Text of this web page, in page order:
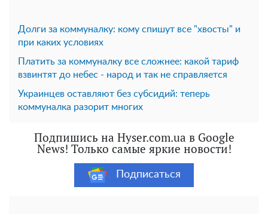
Долги за коммуналку: кому спишут все "хвосты" и
при каких условиях
Платить за коммуналку все сложнее: какой тариф
взвинтят до небес - народ и так не справляется
Украинцев оставляют без субсидий: теперь
коммуналка разорит многих
Подпишись на Hyser.com.ua в Google
News! Только самые яркие новости!
Подписаться